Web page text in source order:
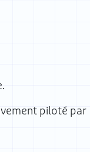
piloté par